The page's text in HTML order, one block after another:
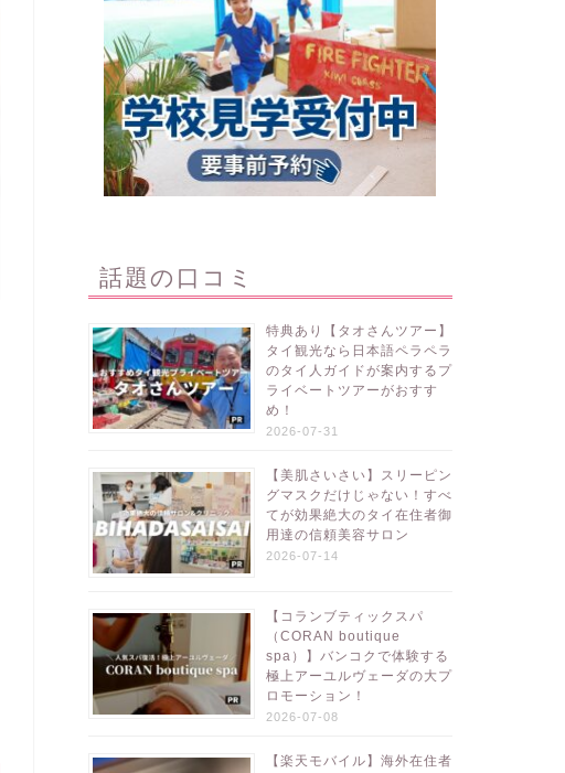
話題の口コミ
特典あり【タオさんツアー】
タイ観光なら日本語ペラペラ
のタイ人ガイドが案内するプ
ライベートツアーがおすす
め！
2026-07-31
【美肌さいさい】スリーピン
グマスクだけじゃない！すべ
てが効果絶大のタイ在住者御
用達の信頼美容サロン
2026-07-14
【コランブティックスパ
（CORAN boutique
spa）】バンコクで体験する
極上アーユルヴェーダの大プ
ロモーション！
2026-07-08
【楽天モバイル】海外在住者